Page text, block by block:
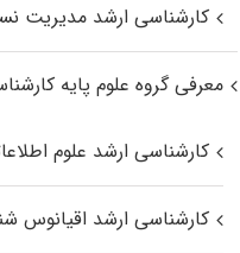
کارشناسی ارشد مدیریت
معرفی گروه علوم پایه
کارشناسی ارشد علوم
کارشناسی ارشد اقیانوس‌